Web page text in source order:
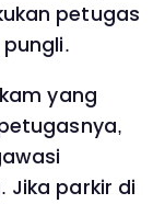
petugas
yang
Jika parkir di